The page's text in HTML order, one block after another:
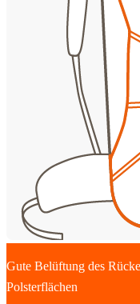
Gute Belüftung des
Polsterflächen